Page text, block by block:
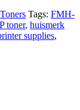
Toners Tags: FMH-
toner, huismerk
supplies,